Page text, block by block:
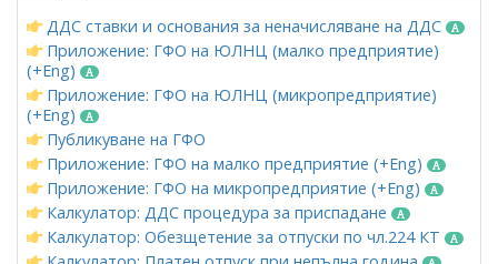
ДДС ставки и основания за неначисляване на ДДС
Приложение: ГФО на ЮЛНЦ (малко предприятие)
(+Eng)
Приложение: ГФО на ЮЛНЦ (микропредприятие)
(+Eng)
Публикуване на ГФО
Приложение: ГФО на малко предприятие (+Eng)
Приложение: ГФО на микропредприятие (+Eng)
Калкулатор: ДДС процедура за приспадане
Калкулатор: Обезщетение за отпуски по чл.224 КТ